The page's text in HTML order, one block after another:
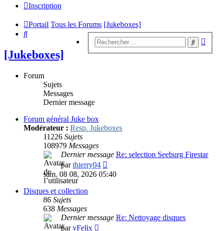
Inscription
Portail Tous les Forums [Jukeboxes]
Rechercher
[Jukeboxes]
Forum
Sujets
Messages
Dernier message
Forum général Juke box
Modérateur : Resp. Jukeboxes
11226 Sujets
108979 Messages
Dernier message Re: selection Seeburg Firestar
parthierry04
le
sam. 08 08, 2026 05:40
Disques et collection
86 Sujets
638 Messages
Dernier message Re: Nettoyage disques
parvFelix